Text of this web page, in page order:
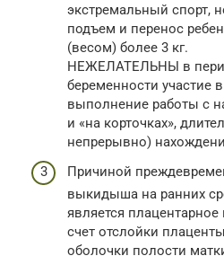
экстремальный спорт,
подъем и перенос
(весом) более 3 кг.
НЕЖЕЛАТЕЛЬНЫ в
беременности участие
выполнение работы с
и «на корточках»,
непрерывно)
Причиной
выкидыша на ранних
является
счет отслойки
оболочки полости